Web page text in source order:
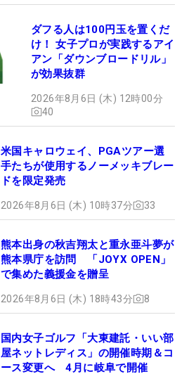
ダフる人は100円玉を置くだ
け！ 女子プロが実践するアイ
アン「ダウンブロードリル」
が効果抜群
2026年8月6日 (木) 12時00分
40
米国キャロウェイ、PGAツアー選
手たちが使用するノーメッキブレー
ドを限定発売
2026年8月6日 (木) 10時37分 33
熊本出身の秋吉翔太と重永亜斗夢が
熊本県庁を訪問 「JOYX OPEN」
で集めた義援金を贈呈
2026年8月6日 (木) 18時43分 8
国内女子ゴルフ「大東建託・いい部
屋ネットレディス」の開催時期＆コ
ース変更へ 4月に岐阜で開催